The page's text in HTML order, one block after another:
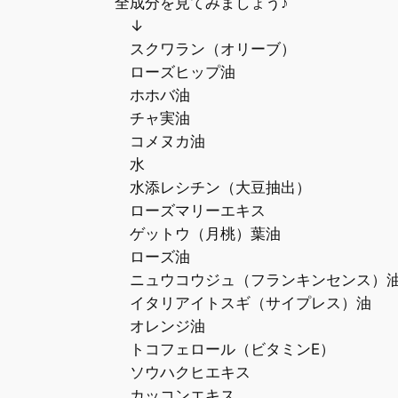
↓
スクワラン（オリーブ）
ローズヒップ油
ホホバ油
チャ実油
コメヌカ油
水
水添レシチン（大豆抽出）
ローズマリーエキス
ゲットウ（月桃）葉油
ローズ油
ニュウコウジュ（フランキンセンス）
イタリアイトスギ（サイプレス）油
オレンジ油
トコフェロール（ビタミンE）
ソウハクヒエキス